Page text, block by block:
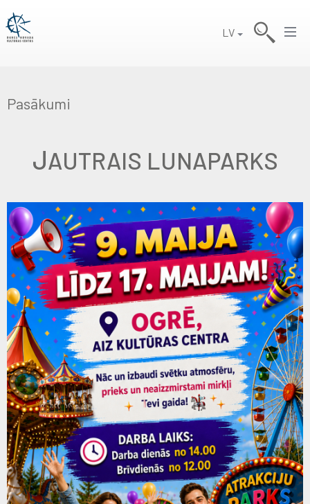
LV
Pasākumi
JAUTRAIS LUNAPARKS